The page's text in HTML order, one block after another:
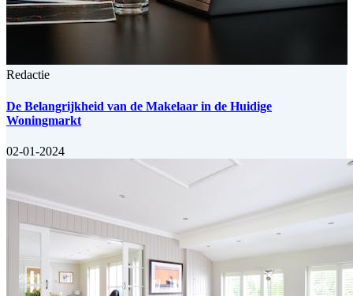
Redactie
De Belangrijkheid van de Makelaar in de Huidige
Woningmarkt
02-01-2024